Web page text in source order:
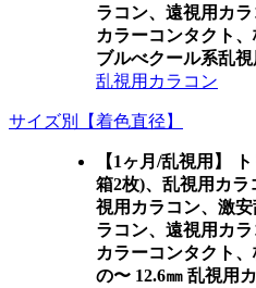
ラコン、遠視用カ
カラーコンタクト
ブルべクール系乱
乱視用カラコン
サイズ別【着色直径】
【1ヶ月/乱視用】
箱2枚)、乱視用カ
視用カラコン、激
ラコン、遠視用カ
カラーコンタクト
の〜 12.6㎜ 乱視用